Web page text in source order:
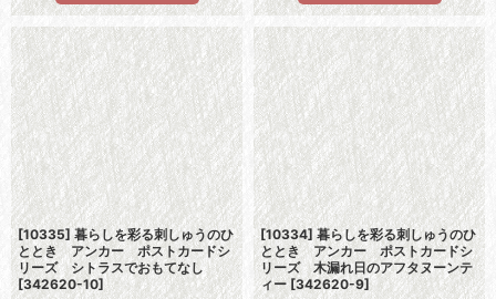
[10335] 暮らしを彩る刺しゅうのひ
ととき アンカー ポストカードシ
リーズ シトラスでおもてなし
[342620-10]
[10334] 暮らしを彩る刺しゅうのひ
ととき アンカー ポストカードシ
リーズ 木漏れ日のアフタヌーンテ
ィー [342620-9]